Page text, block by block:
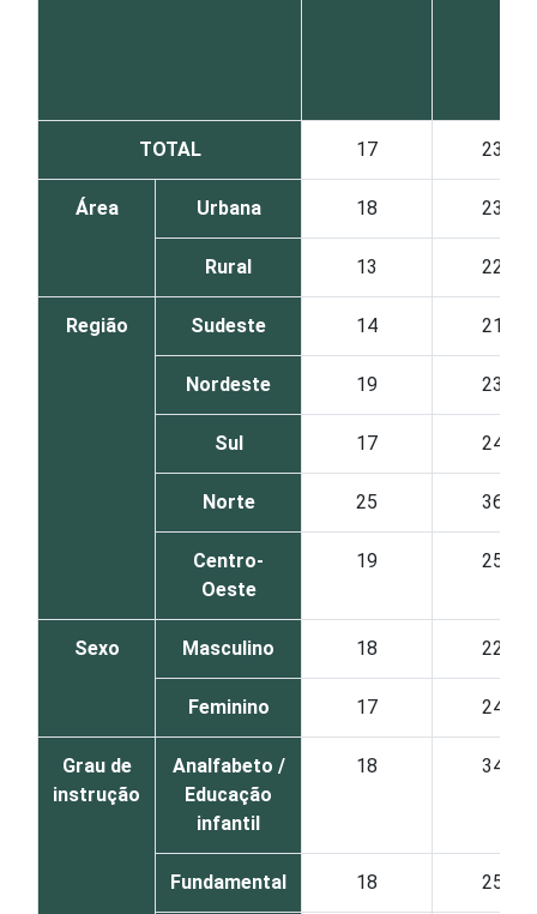
TOTAL 17 23
Área Urbana 18 23
Rural 13 22
Região Sudeste 14 21
Nordeste 19 23
Sul 17 24
Norte 25 36
Centro-
Oeste
19 25
Sexo Masculino 18 22
Feminino 17 24
Grau de
instrução
Analfabeto /
Educação
infantil
18 34
Fundamental 18 25